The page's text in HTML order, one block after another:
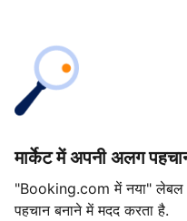
मार्केट में अपनी अलग
"Booking.com में नया" लेबल
पहचान बनाने में मदद करता है.